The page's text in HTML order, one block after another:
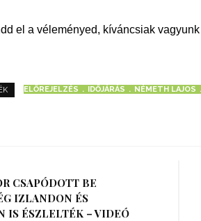
el a véleményed, kíváncsiak vagyunk
ELŐREJELZÉS IDŐJÁRÁS NÉMETH LAJOS
CSAPÓDOTT BE
IZLANDON ÉS
IS ÉSZLELTÉK – VIDEÓ